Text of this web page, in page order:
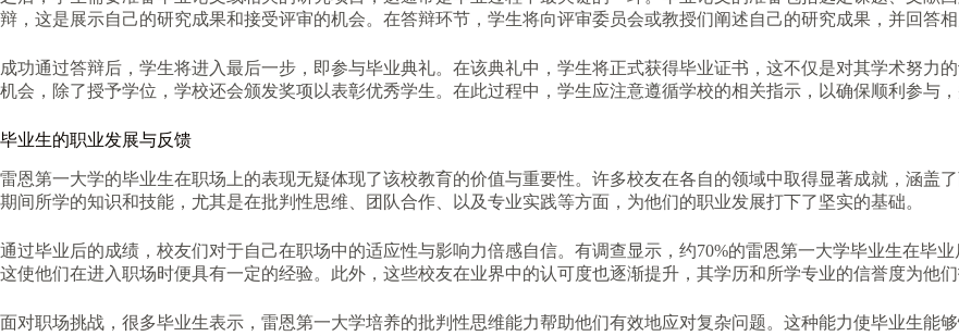
辩，这是展示自己的研究成果和接受评审的机会。在答辩环节，学生将向评审委员会或教授们阐述自己的研究成果，并回答
成功通过答辩后，学生将进入最后一步，即参与毕业典礼。在该典礼中，学生将正式获得毕业证书，这不仅是对其学术努力
机会，除了授予学位，学校还会颁发奖项以表彰优秀学生。在此过程中，学生应注意遵循学校的相关指示，以确保顺利参与
毕业生的职业发展与反馈
雷恩第一大学的毕业生在职场上的表现无疑体现了该校教育的价值与重要性。许多校友在各自的领域中取得显著成就，涵盖
期间所学的知识和技能，尤其是在批判性思维、团队合作、以及专业实践等方面，为他们的职业发展打下了坚实的基础。
通过毕业后的成绩，校友们对于自己在职场中的适应性与影响力倍感自信。有调查显示，约70%的雷恩第一大学毕业生在毕
这使他们在进入职场时便具有一定的经验。此外，这些校友在业界中的认可度也逐渐提升，其学历和所学专业的信誉度为他们
面对职场挑战，很多毕业生表示，雷恩第一大学培养的批判性思维能力帮助他们有效地应对复杂问题。这种能力使毕业生能